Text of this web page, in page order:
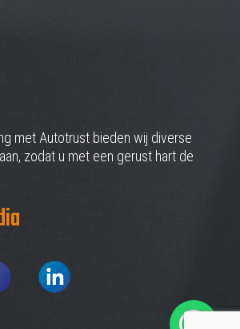
met Autotrust bieden wij diverse
zodat u met een gerust hart de